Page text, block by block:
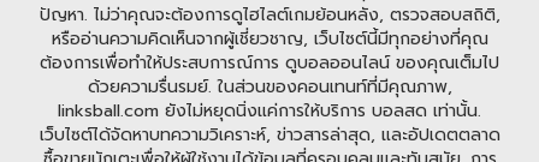
ปัญหา. ไม่ว่าคุณจะต้องการดูไฮไลต์เกมย้อนหลัง, ตรวจสอบสถิติ,
หรืออ่านความคิดเห็นจากผู้เชี่ยวชาญ, เว็บไซต์นี้มีทุกอย่างที่คุณ
ต้องการเพื่อทำให้ประสบการณ์การ ดูบอลออนไลน์ ของคุณเต็มไป
ด้วยความรื่นรมย์. ในส่วนของคอนเทนท์ที่มีคุณภาพ,
linksball.com ยังไม่หยุดนิ่งแค่การให้บริการ บอลสด เท่านั้น.
เว็บไซต์ได้จัดหาบทความวิเคราะห์, ข่าวสารล่าสุด, และอัปเดตตลาด